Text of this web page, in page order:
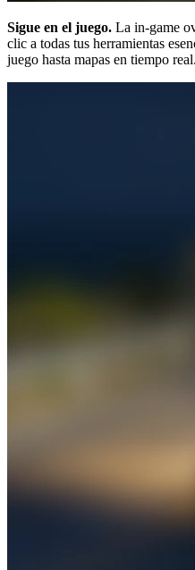
Sigue en el juego. La in-game
clic a todas tus herramientas
juego hasta mapas en tiempo real.